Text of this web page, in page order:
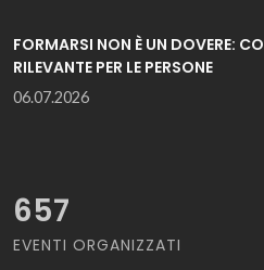
FORMARSI NON È UN DOVERE:
RILEVANTE PER LE PERSONE
06.07.2026
657
EVENTI ORGANIZZATI